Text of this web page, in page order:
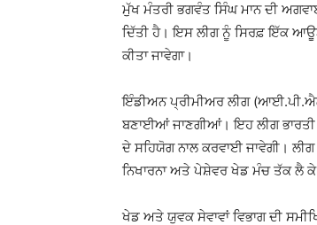
ਮੁੱਖ ਮੰਤਰੀ ਭਗਵੰਤ ਸਿੰਘ ਮਾਨ ਦੀ
ਦਿੱਤੀ ਹੈ। ਇਸ ਲੀਗ ਨੂੰ ਸਿਰਫ਼ ਇੱਕ
ਕੀਤਾ ਜਾਵੇਗਾ।
ਇੰਡੀਅਨ ਪ੍ਰੀਮੀਅਰ ਲੀਗ
ਬਣਾਈਆਂ ਜਾਣਗੀਆਂ। ਇਹ ਲੀਗ
ਦੇ ਸਹਿਯੋਗ ਨਾਲ ਕਰਵਾਈ ਜਾਵੇਗੀ।
ਨਿਖਾਰਨਾ ਅਤੇ ਪੇਸ਼ੇਵਰ ਖੇਡ ਮੰਚ ਤੱਕ ਲੈ ਕੇ
ਖੇਡ ਅਤੇ ਯੁਵਕ ਸੇਵਾਵਾਂ ਵਿਭਾਗ ਦੀ